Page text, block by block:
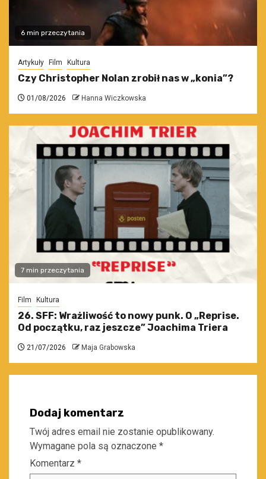
6 min przeczytania
Artykuły Film Kultura
Czy Christopher Nolan zrobił nas w „konia”?
01/08/2026 Hanna Wiczkowska
7 min przeczytania
Film Kultura
26. SFF: Wrażliwość to nowy punk. O „Reprise.
Od początku, raz jeszcze” Joachima Triera
21/07/2026 Maja Grabowska
Dodaj komentarz
Twój adres email nie zostanie opublikowany.
Wymagane pola są oznaczone *
Komentarz *